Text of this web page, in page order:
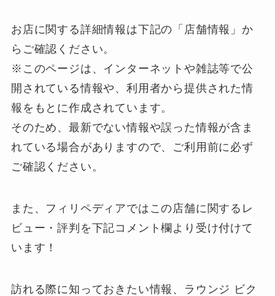
お店に関する詳細情報は下記の「店舗情報」か
らご確認ください。
※このページは、インターネットや雑誌等で公
開されている情報や、利用者から提供された情
報をもとに作成されています。
そのため、最新でない情報や誤った情報が含ま
れている場合がありますので、ご利用前に必ず
ご確認ください。
また、フィリペディアではこの店舗に関するレ
ビュー・評判を下記コメント欄 より受け付けて
います！
訪れる際に知っておきたい情報、ラウンジ ビク